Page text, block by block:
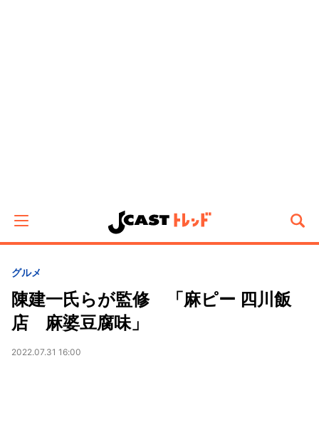
グルメ
陳建一氏らが監修 「麻ピー 四川飯
店 麻婆豆腐味」
2022.07.31 16:00